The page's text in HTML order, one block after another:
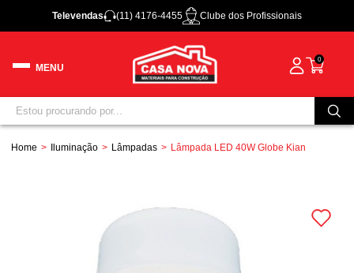
Televendas (11) 4176-4455 Clube dos Profissionais
0
Home Iluminação Lâmpadas Lâmpada LED 40W Globe Kian